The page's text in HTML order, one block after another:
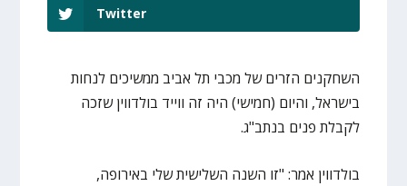
Twitter
השחקנים הזרים של מכבי תל אביב ממשיכים לנחות
בישראל, והיום (חמישי) היה זה ווייד בולדווין שזכה
לקבלת פנים בנתב"ג.
בולדווין אמר: "זו השנה השלישית שלי באירופה,